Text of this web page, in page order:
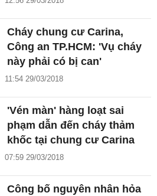
Cháy chung cư Carina,
Công an TP.HCM: 'Vụ cháy
này phải có bị can'
11:54 29/03/2018
'Vén màn' hàng loạt sai
phạm dẫn đến cháy thảm
khốc tại chung cư Carina
07:59 29/03/2018
Công bố nguyên nhân hỏa